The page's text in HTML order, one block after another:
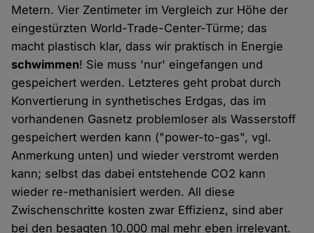
Metern. Vier Zentimeter im Vergleich zur Höhe der
eingestürzten World-Trade-Center-Türme; das
macht plastisch klar, dass wir praktisch in Energie
schwimmen! Sie muss 'nur' eingefangen und
gespeichert werden. Letzteres geht probat durch
Konvertierung in synthetisches Erdgas, das im
vorhandenen Gasnetz problemloser als Wasserstoff
gespeichert werden kann ("power-to-gas", vgl.
Anmerkung unten) und wieder verstromt werden
kann; selbst das dabei entstehende CO2 kann
wieder re-methanisiert werden. All diese
Zwischenschritte kosten zwar Effizienz, sind aber
bei den besagten 10.000 mal mehr eben irrelevant.